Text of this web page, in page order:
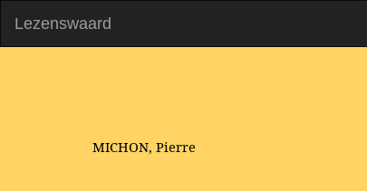
Lezenswaard
MICHON, Pierre